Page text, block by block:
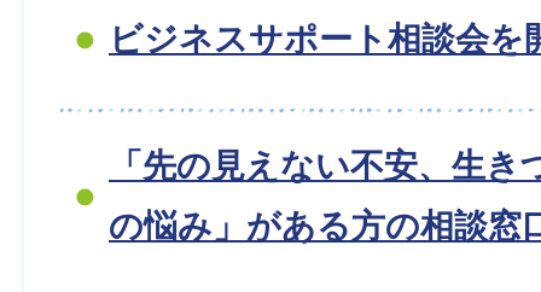
ビジネスサポート相談会を
「先の見えない不安、生
の悩み」がある方の相談窓